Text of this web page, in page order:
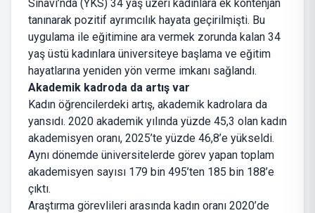
Sınavı’nda (YKS) 34 yaş üzeri kadınlara ek kontenjan
tanınarak pozitif ayrımcılık hayata geçirilmişti. Bu
uygulama ile eğitimine ara vermek zorunda kalan 34
yaş üstü kadınlara üniversiteye başlama ve eğitim
hayatlarına yeniden yön verme imkanı sağlandı.
Akademik kadroda da artış var
Kadın öğrencilerdeki artış, akademik kadrolara da
yansıdı. 2020 akademik yılında yüzde 45,3 olan kadın
akademisyen oranı, 2025’te yüzde 46,8’e yükseldi.
Aynı dönemde üniversitelerde görev yapan toplam
akademisyen sayısı 179 bin 495’ten 185 bin 188’e
çıktı.
Araştırma görevlileri arasında kadın oranı 2020’de